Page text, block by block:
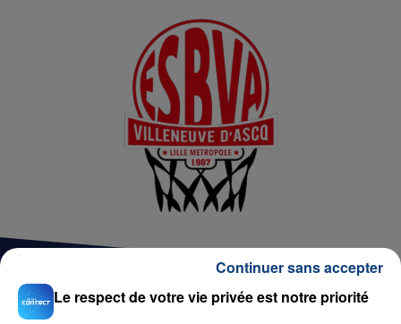
Le respect de votre vie privée est notre priorité
Continuer sans accepter